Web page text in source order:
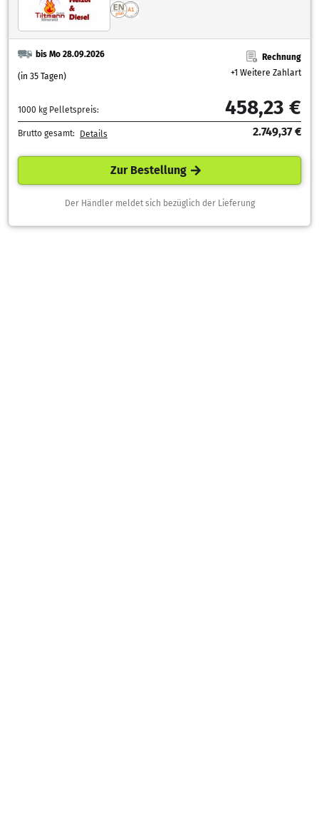
bis Mo 28.09.2026
(in 35 Tagen)
Rechnung
+1 Weitere Zahlart
1000 kg Pelletspreis: 458,23 €
Brutto gesamt: Details 2.749,37 €
Zur Bestellung
Der Händler meldet sich bezüglich der Lieferung